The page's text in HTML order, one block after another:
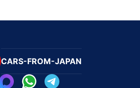
CARS-FROM-JAPAN